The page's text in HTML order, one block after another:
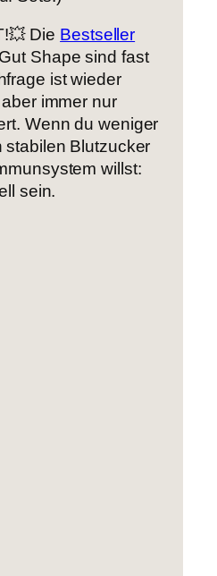
Die Bestseller
Shape sind fast
ist wieder
immer nur
Wenn du weniger
stabilen Blutzucker
willst:
sein.